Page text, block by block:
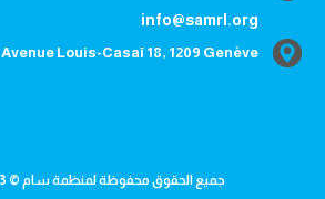
info@samrl.org
Avenue Louis-Casaï 18, 1209 Genève
جميع الحقوق محفوظة لمنظمة سام © 2023، تصميم وتطوير